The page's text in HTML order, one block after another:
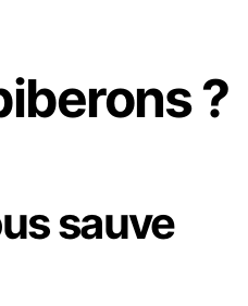
?
sauve